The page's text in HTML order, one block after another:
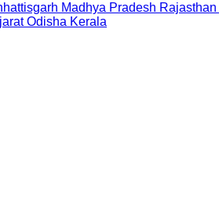
Madhya Pradesh Rajasthan
Odisha Kerala